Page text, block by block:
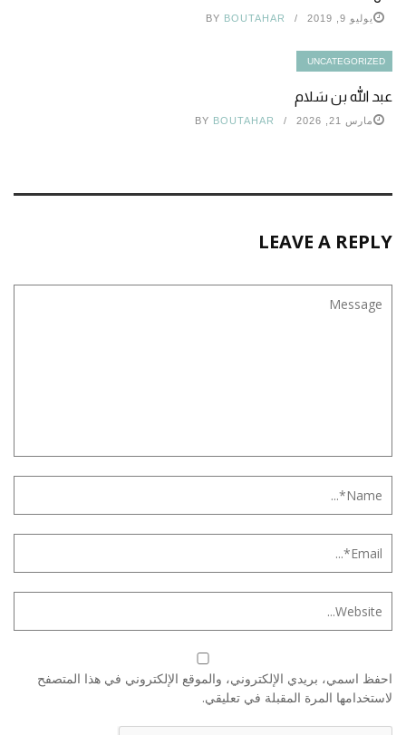
يوليو 9, 2019 BY BOUTAHAR
UNCATEGORIZED
عبد الله بن سَلام
مارس 21, 2026 BY BOUTAHAR
LEAVE A REPLY
احفظ اسمي، بريدي الإلكتروني، والموقع الإلكتروني في هذا المتصفح
لاستخدامها المرة المقبلة في تعليقي.